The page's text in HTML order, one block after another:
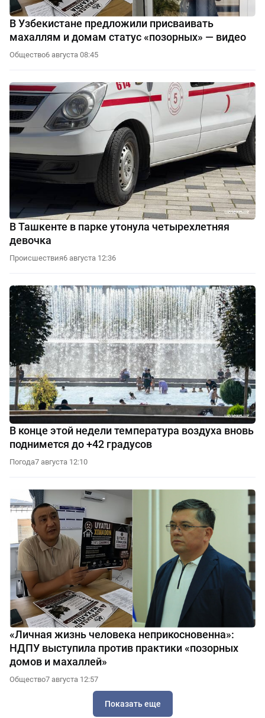
В Узбекистане предложили присваивать
махаллям и домам статус «позорных» — видео
Общество6 августа 08:45
В Ташкенте в парке утонула четырехлетняя
девочка
Происшествия6 августа 12:36
В конце этой недели температура воздуха вновь
поднимется до +42 градусов
Погода7 августа 12:10
«Личная жизнь человека неприкосновенна»:
НДПУ выступила против практики «позорных
домов и махаллей»
Общество7 августа 12:57
Показать еще